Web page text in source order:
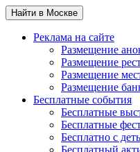
Найти в Москве
Реклама на сайте
Размещение
Размещение
Размещение
Размещение
Бесплатные события
Бесплатные
Бесплатные
Бесплатно с
Бесплатный